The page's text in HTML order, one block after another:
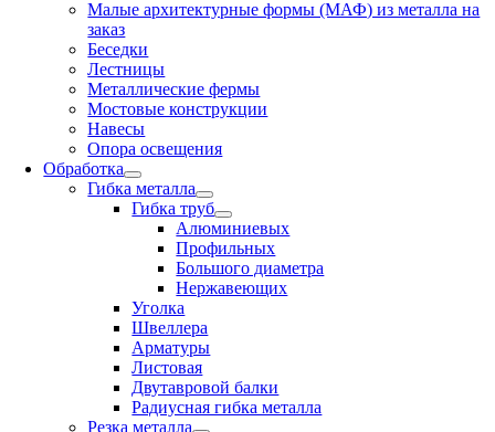
Малые архитектурные формы (МАФ) из металла на
заказ
Беседки
Лестницы
Металлические фермы
Мостовые конструкции
Навесы
Опора освещения
Обработка
Гибка металла
Гибка труб
Алюминиевых
Профильных
Большого диаметра
Нержавеющих
Уголка
Швеллера
Арматуры
Листовая
Двутавровой балки
Радиусная гибка металла
Резка металла